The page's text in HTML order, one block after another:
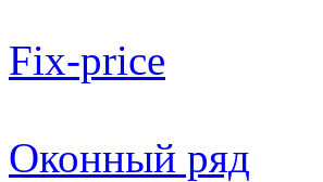
Fix-price
Оконный ряд